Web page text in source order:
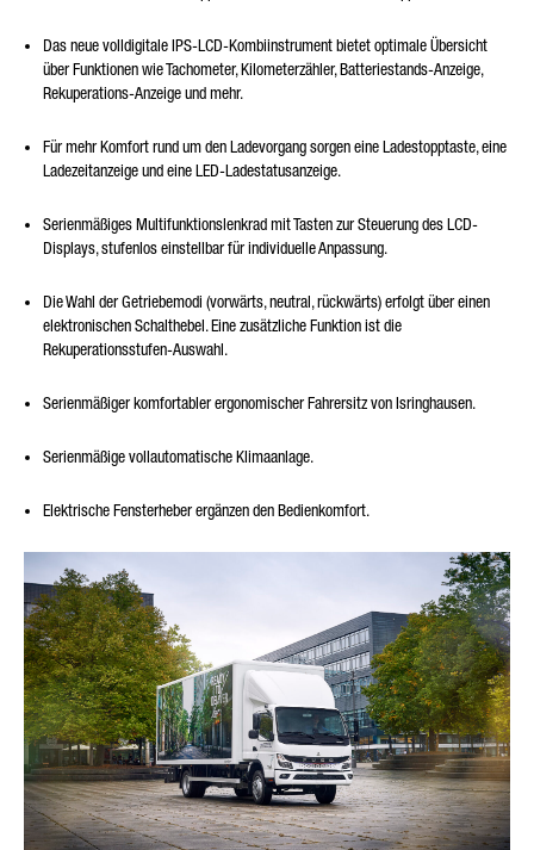
Das neue volldigitale IPS-LCD-Kombiinstrument bietet optimale Übersicht
über Funktionen wie Tachometer, Kilometerzähler, Batteriestands-Anzeige,
Rekuperations-Anzeige und mehr.
Für mehr Komfort rund um den Ladevorgang sorgen eine Ladestopptaste, eine
Ladezeitanzeige und eine LED-Ladestatusanzeige.
Serienmäßiges Multifunktionslenkrad mit Tasten zur Steuerung des LCD-
Displays, stufenlos einstellbar für individuelle Anpassung.
Die Wahl der Getriebemodi (vorwärts, neutral, rückwärts) erfolgt über einen
elektronischen Schalthebel. Eine zusätzliche Funktion ist die
Rekuperationsstufen-Auswahl.
Serienmäßiger komfortabler ergonomischer Fahrersitz von Isringhausen.
Serienmäßige vollautomatische Klimaanlage.
Elektrische Fensterheber ergänzen den Bedienkomfort.